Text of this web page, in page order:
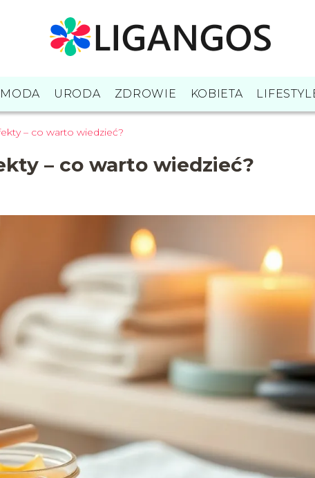
MODA URODA ZDROWIE KOBIETA
– co warto wiedzieć?
– co warto wiedzieć?